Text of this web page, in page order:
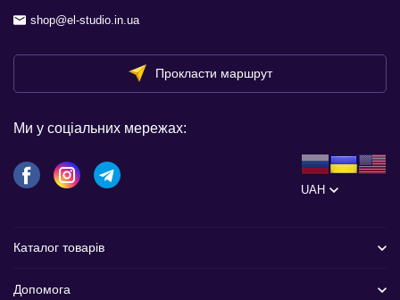
shop@el-studio.in.ua
Прокласти маршрут
Ми у соціальних мережах:
UAH
Каталог товарів
Допомога